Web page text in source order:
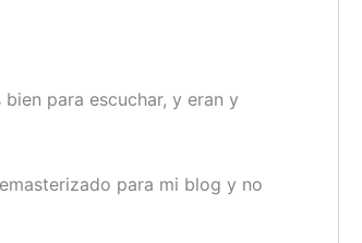
para escuchar, y eran y
para mi blog y no